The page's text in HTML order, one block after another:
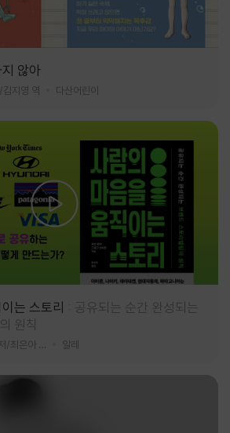
않아
지영 역 다산어린이
는 스토리
공유되는 순간 완성되는
원칙
알레